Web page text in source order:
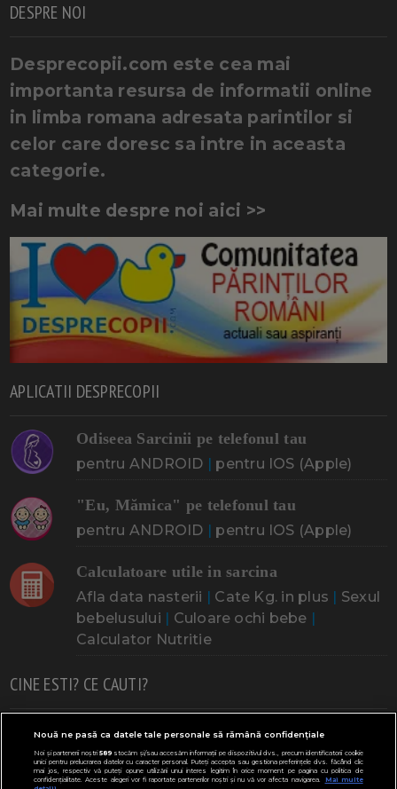
DESPRE NOI
Desprecopii.com este cea mai
importanta resursa de informatii online
in limba romana adresata parintilor si
celor care doresc sa intre in aceasta
categorie.
Mai multe despre noi aici >>
APLICATII DESPRECOPII
Odiseea Sarcinii pe telefonul tau
pentru ANDROID | pentru IOS (Apple)
"Eu, Mămica" pe telefonul tau
pentru ANDROID | pentru IOS (Apple)
Calculatoare utile in sarcina
Afla data nasterii | Cate Kg. in plus | Sexul
bebelusului | Culoare ochi bebe |
Calculator Nutritie
CINE ESTI? CE CAUTI?
Doresc un copil Adoptia Probleme cu sarcina
Urmeaza sa nasc Probleme alaptare Bebe plange
Nouă ne pasă ca datele tale personale să rămână confidențiale
Noi și partenerii noștri589stocăm și/sau accesăm informații pe dispozitivul dvs., precum identificatorii cookie
unici pentru prelucrarea datelor cu caracter personal. Puteți accepta sau gestiona preferințele dvs. făcând clic
mai jos, respectiv vă puteți opune utilizării unui interes legitim în orice moment pe pagina cu politica de
confidențialitate. Aceste alegeri vor fi raportate partenerilor noștri și nu vă vor afecta navigarea.
Mai multe